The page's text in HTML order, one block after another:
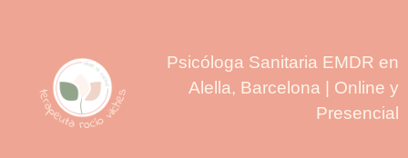
Psicóloga Sanitaria EMDR en
Alella, Barcelona | Online y
Presencial